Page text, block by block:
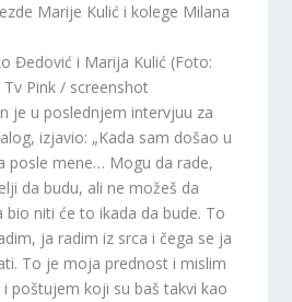
Marije Kulić i kolege Milana
Đedović i Marija Kulić (Foto:
Tv Pink / screenshot
je u poslednjem intervjuu za
izjavio: „Kada sam došao u
posle mene… Mogu da rade,
da budu, ali ne možeš da
niti će to ikada da bude. To
ja radim iz srca i čega se ja
To je moja prednost i mislim
poštujem koji su baš takvi kao